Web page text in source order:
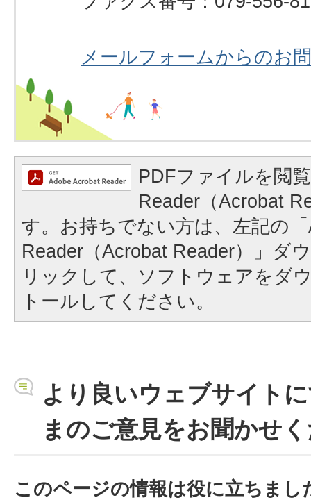
メールフォームからのお
PDFファイルを閲
Reader（Acrobat
す。お持ちでない方は、左記の
Reader（Acrobat Reader）」ダ
リックして、ソフトウェアをダ
トールしてください。
より良いウェブサイト
まのご意見をお聞かせ
このページの情報は役に立ちまし